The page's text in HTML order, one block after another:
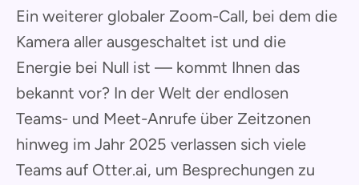
Ein weiterer globaler Zoom-Call, bei dem die
Kamera aller ausgeschaltet ist und die
Energie bei Null ist — kommt Ihnen das
bekannt vor? In der Welt der endlosen
Teams- und Meet-Anrufe über Zeitzonen
hinweg im Jahr 2025 verlassen sich viele
Teams auf Otter.ai, um Besprechungen zu